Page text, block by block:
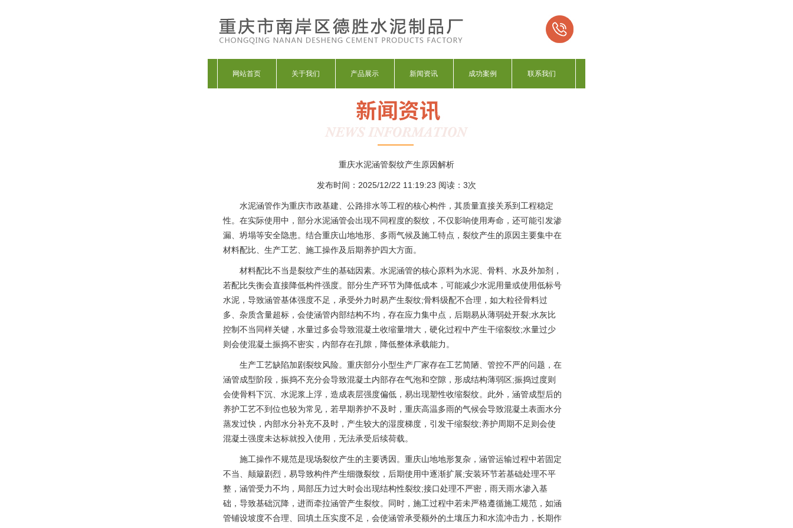
网站首页 关于我们 产品展示 新闻资讯 成功案例 联系我们
重庆水泥涵管裂纹产生原因解析
发布时间：2025/12/22 11:19:23 阅读： 3次
水泥涵管作为重庆市政基建、公路排水等工程的核心构件，其质量直接关系到工程稳定
性。在实际使用中，部分水泥涵管会出现不同程度的裂纹，不仅影响使用寿命，还可能引发渗
漏、坍塌等安全隐患。结合重庆山地地形、多雨气候及施工特点，裂纹产生的原因主要集中在
材料配比、生产工艺、施工操作及后期养护四大方面。
材料配比不当是裂纹产生的基础因素。水泥涵管的核心原料为水泥、骨料、水及外加剂，
若配比失衡会直接降低构件强度。部分生产环节为降低成本，可能减少水泥用量或使用低标号
水泥，导致涵管基体强度不足，承受外力时易产生裂纹;骨料级配不合理，如大粒径骨料过
多、杂质含量超标，会使涵管内部结构不均，存在应力集中点，后期易从薄弱处开裂;水灰比
控制不当同样关键，水量过多会导致混凝土收缩量增大，硬化过程中产生干缩裂纹;水量过少
则会使混凝土振捣不密实，内部存在孔隙，降低整体承载能力。
生产工艺缺陷加剧裂纹风险。重庆部分小型生产厂家存在工艺简陋、管控不严的问题，在
涵管成型阶段，振捣不充分会导致混凝土内部存在气泡和空隙，形成结构薄弱区;振捣过度则
会使骨料下沉、水泥浆上浮，造成表层强度偏低，易出现塑性收缩裂纹。此外，涵管成型后的
养护工艺不到位也较为常见，若早期养护不及时，重庆高温多雨的气候会导致混凝土表面水分
蒸发过快，内部水分补充不及时，产生较大的湿度梯度，引发干缩裂纹;养护周期不足则会使
混凝土强度未达标就投入使用，无法承受后续荷载。
施工操作不规范是现场裂纹产生的主要诱因。重庆山地地形复杂，涵管运输过程中若固定
不当、颠簸剧烈，易导致构件产生细微裂纹，后期使用中逐渐扩展;安装环节若基础处理不平
整，涵管受力不均，局部压力过大时会出现结构性裂纹;接口处理不严密，雨天雨水渗入基
础，导致基础沉降，进而牵拉涵管产生裂纹。同时，施工过程中若未严格遵循施工规范，如涵
管铺设坡度不合理、回填土压实度不足，会使涵管承受额外的土壤压力和水流冲击力，长期作